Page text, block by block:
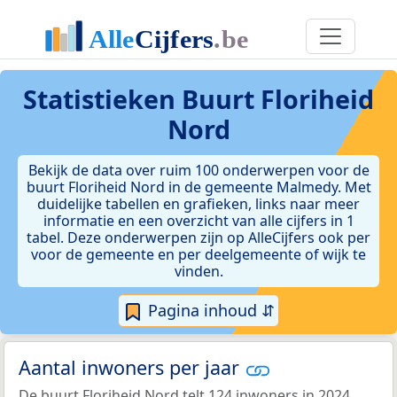
Statistieken Buurt Floriheid
Nord
Bekijk de data over ruim 100 onderwerpen voor de
buurt Floriheid Nord in de gemeente Malmedy. Met
duidelijke tabellen en grafieken, links naar meer
informatie en een overzicht van alle cijfers in 1
tabel. Deze onderwerpen zijn op AlleCijfers ook per
voor de gemeente en per deelgemeente of wijk te
vinden.
Pagina inhoud ⇵
Aantal inwoners per jaar